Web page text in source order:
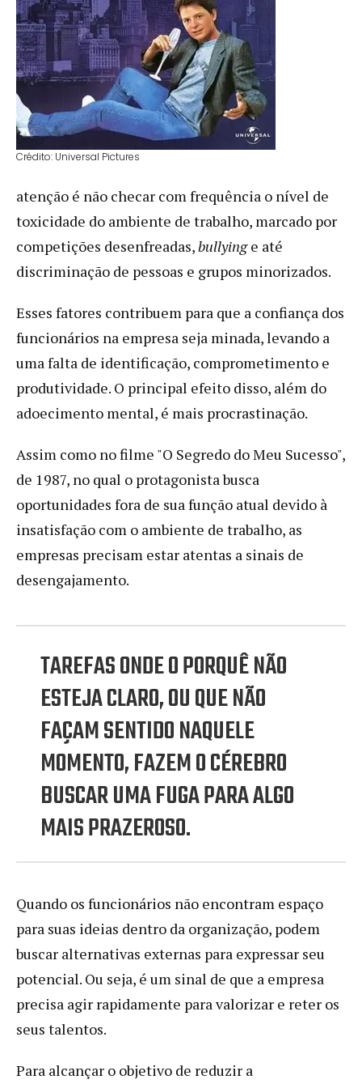
Crédito: Universal Pictures
atenção é não checar com frequência o nível de
toxicidade do ambiente de trabalho, marcado por
competições desenfreadas,bullyinge até
discriminação de pessoas e grupos minorizados.
Esses fatores contribuem para que a confiança dos
funcionários na empresa seja minada, levando a
uma falta de identificação, comprometimento e
produtividade. O principal efeito disso, além do
adoecimento mental, é mais procrastinação.
Assim como no filme "O Segredo do Meu Sucesso",
de 1987, no qual o protagonista busca
oportunidades fora de sua função atual devido à
insatisfação com o ambiente de trabalho, as
empresas precisam estar atentas a sinais de
desengajamento.
TAREFAS ONDE O PORQUÊ NÃO
ESTEJA CLARO, OU QUE NÃO
FAÇAM SENTIDO NAQUELE
MOMENTO, FAZEM O CÉREBRO
BUSCAR UMA FUGA PARA ALGO
MAIS PRAZEROSO.
Quando os funcionários não encontram espaço
para suas ideias dentro da organização, podem
buscar alternativas externas para expressar seu
potencial. Ou seja, é um sinal de que a empresa
precisa agir rapidamente para valorizar e reter os
seus talentos.
Para alcançar o objetivo de reduzir a